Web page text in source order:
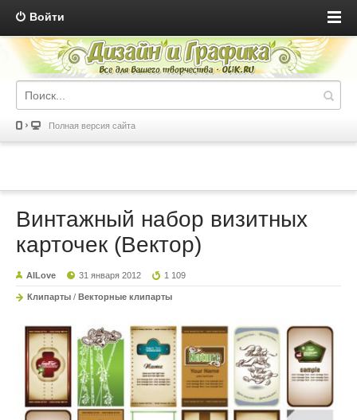
Войти
Полная версия сайта
Винтажный набор визитных
карточек (Вектор)
AILove 31 января 2012 1 109
Клипарты / Векторные клипарты